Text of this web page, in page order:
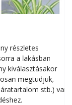
részletes
a lakásban
kiválasztásakor
megtudjuk,
stb.) van